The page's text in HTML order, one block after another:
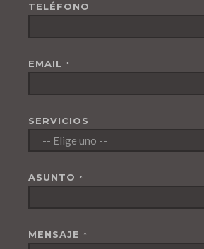
TELÉFONO
EMAIL *
SERVICIOS
ASUNTO *
MENSAJE *